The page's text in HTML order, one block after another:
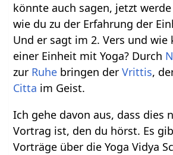
könnte auch sagen, jetzt
wie du zu der Erfahrung der
Und er sagt im 2. Vers und wie
einer Einheit mit Yoga? Durch
zur Ruhe bringen derVrittis,
Citta im Geist.
Ich gehe davon aus, dass dies
Vortrag ist, den du hörst. Es
Vorträge über die Yoga Vidya